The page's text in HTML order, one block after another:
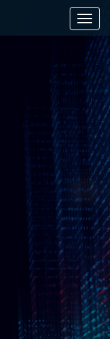
切
导
航